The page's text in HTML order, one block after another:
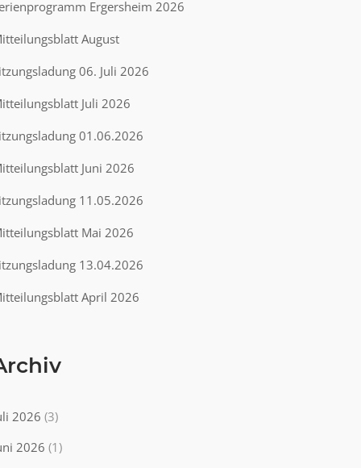
Ergersheim 2026
August
06. Juli 2026
Juli 2026
01.06.2026
Juni 2026
11.05.2026
Mai 2026
13.04.2026
April 2026
2026 (3)
2026 (1)